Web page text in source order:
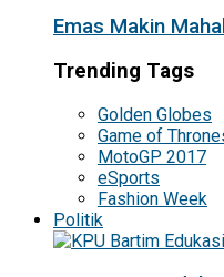
Emas Makin
Trending Tags
Golden Globes
Game of
MotoGP 2017
eSports
Fashion Week
Politik